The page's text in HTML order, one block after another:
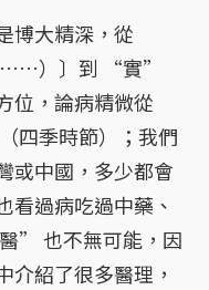
大精深，從
……）〕到 “實”
位，論病精微從
四季時節）；我們
或中國，多少都會
看過病吃過中藥、
” 也不無可能，因
介紹了很多醫理，